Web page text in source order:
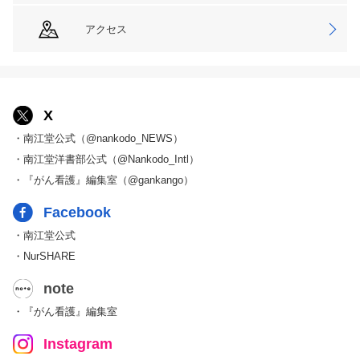
アクセス
X
・南江堂公式（@nankodo_NEWS）
・南江堂洋書部公式（@Nankodo_Intl）
・『がん看護』編集室（@gankango）
Facebook
・南江堂公式
・NurSHARE
note
・『がん看護』編集室
Instagram